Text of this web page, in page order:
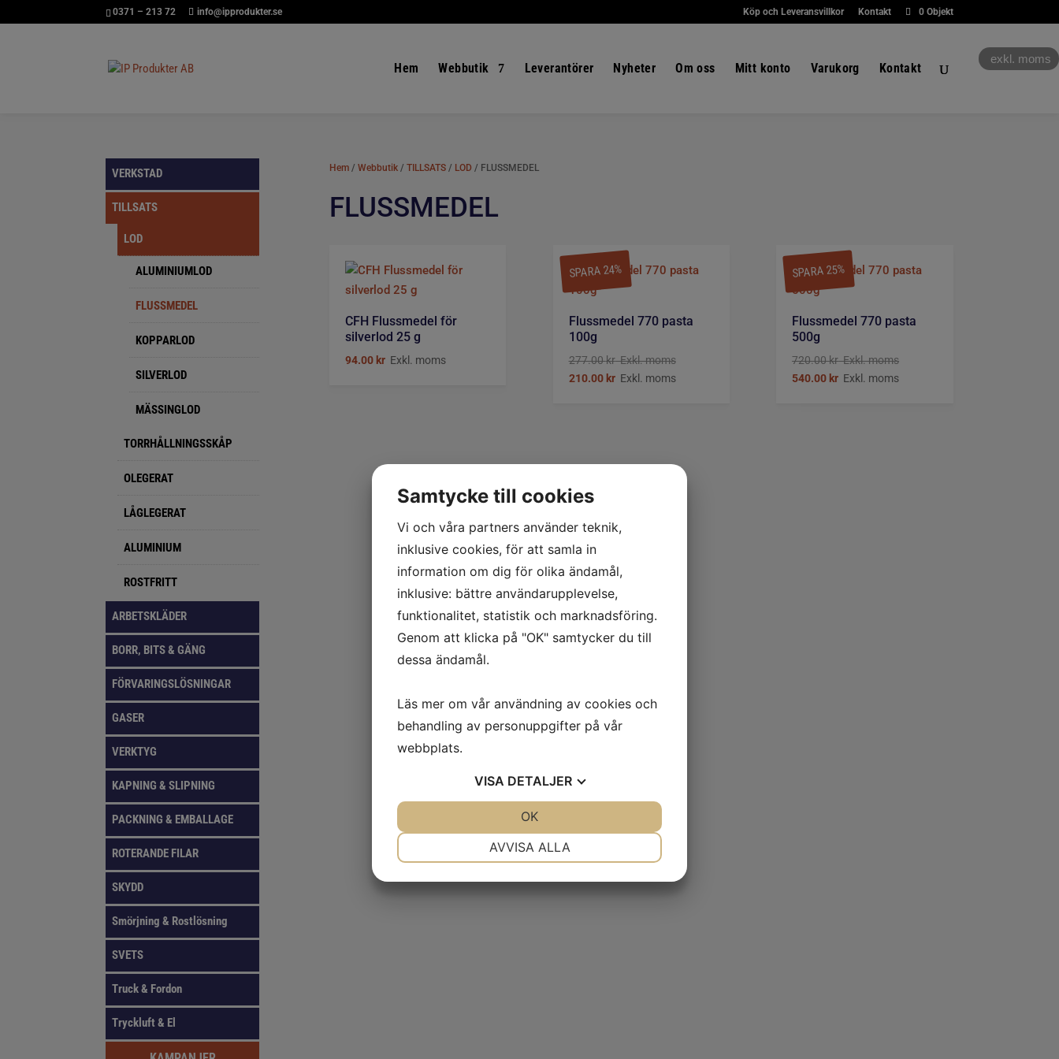
exkl. moms
0371 – 213 72 info@ipprodukter.se Köp och Leveransvillkor Kontakt 0 Objekt
Hem Webbutik Leverantörer Nyheter Om oss Mitt konto Varukorg Kontakt
Hem/ Webbutik/ TILLSATS/ LOD / FLUSSMEDEL
FLUSSMEDEL
CFH Flussmedel för
silverlod 25 g
94.00 krExkl. moms
SPARA 24%
Flussmedel 770 pasta
100g
277.00krExkl. moms
210.00 krExkl. moms
SPARA 25%
Flussmedel 770 pasta
500g
720.00krExkl. moms
540.00 kr Exkl. moms
VERKSTAD
TILLSATS
LOD
ALUMINIUMLOD
FLUSSMEDEL
KOPPARLOD
SILVERLOD
MÄSSINGLOD
TORRHÅLLNINGSSKÅP
OLEGERAT
LÅGLEGERAT
ALUMINIUM
ROSTFRITT
ARBETSKLÄDER
BORR, BITS & GÄNG
FÖRVARINGSLÖSNINGAR
GASER
VERKTYG
KAPNING & SLIPNING
PACKNING & EMBALLAGE
ROTERANDE FILAR
SKYDD
Smörjning & Rostlösning
SVETS
Truck & Fordon
Tryckluft & El
Samtycke till cookies
Vi och våra partners använder teknik,
inklusive cookies, för att samla in
information om dig för olika ändamål,
inklusive: bättre användarupplevelse,
funktionalitet, statistik och marknadsföring.
Genom att klicka på "OK" samtycker du till
dessa ändamål.
Läs mer om vår användning av cookies och
behandling av personuppgifter på vår
webbplats.
VISA DETALJER
AVVISA ALLA
OK